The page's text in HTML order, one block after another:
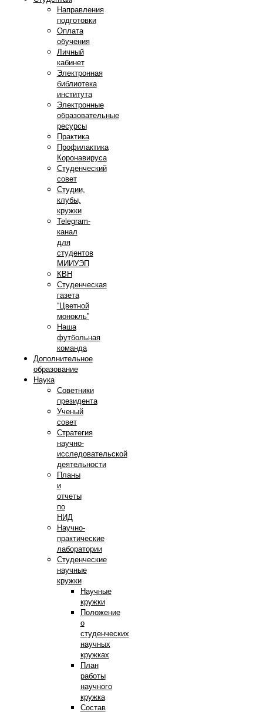
Направления
подготовки
Оплата
обучения
Личный
кабинет
Электронная
библиотека
института
Электронные
образовательные
ресурсы
Практика
Профилактика
Коронавируса
Студенческий
совет
Студии,
клубы,
кружки
Telegram-
канал
для
студентов
МИИУЭП
КВН
Студенческая
газета
“Цветной
монокль”
Наша
футбольная
команда
Дополнительное
образование
Наука
Советники
президента
Ученый
совет
Стратегия
научно-
исследовательской
деятельности
Планы
и
отчеты
по
НИД
Научно-
практические
лаборатории
Студенческие
научные
кружки
Научные
кружки
Положение
о
студенческих
научных
кружках
План
работы
научного
кружка
Состав